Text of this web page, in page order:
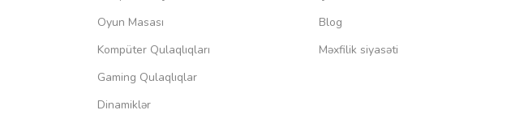
Oyun Masası
Kompüter Qulaqlıqları
Gaming Qulaqlıqlar
Dinamiklər
Blog
Məxfilik siyasəti